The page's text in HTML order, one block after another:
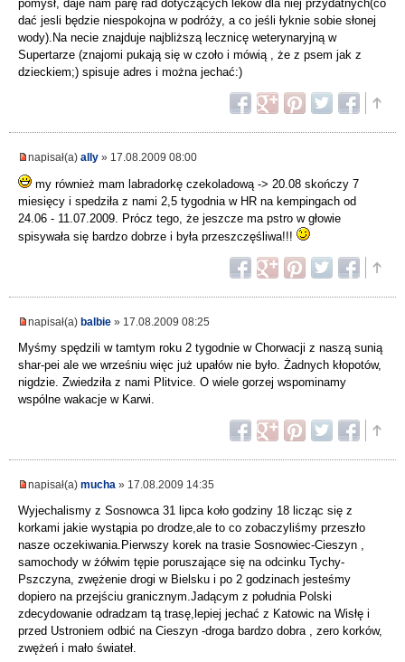
pomysł, daje nam parę rad dotyczących leków dla niej przydatnych(co
dać jesli będzie niespokojna w podróży, a co jeśli łyknie sobie słonej
wody).Na necie znajduje najbliższą lecznicę weterynaryjną w
Supertarze (znajomi pukają się w czoło i mówią , że z psem jak z
dzieckiem;) spisuje adres i można jechać:)
napisał(a) ally » 17.08.2009 08:00
my również mam labradorkę czekoladową -> 20.08 skończy 7
miesięcy i spedziła z nami 2,5 tygodnia w HR na kempingach od
24.06 - 11.07.2009. Prócz tego, że jeszcze ma pstro w głowie
spisywała się bardzo dobrze i była przeszczęśliwa!!!
napisał(a) balbie » 17.08.2009 08:25
Myśmy spędzili w tamtym roku 2 tygodnie w Chorwacji z naszą sunią
shar-pei ale we wrześniu więc już upałów nie było. Żadnych kłopotów,
nigdzie. Zwiedziła z nami Plitvice. O wiele gorzej wspominamy
wspólne wakacje w Karwi.
napisał(a) mucha » 17.08.2009 14:35
Wyjechalismy z Sosnowca 31 lipca koło godziny 18 licząc się z
korkami jakie wystąpia po drodze,ale to co zobaczyliśmy przeszło
nasze oczekiwania.Pierwszy korek na trasie Sosnowiec-Cieszyn ,
samochody w żółwim tępie poruszające się na odcinku Tychy-
Pszczyna, zwężenie drogi w Bielsku i po 2 godzinach jesteśmy
dopiero na przejściu granicznym.Jadącym z południa Polski
zdecydowanie odradzam tą trasę,lepiej jechać z Katowic na Wisłę i
przed Ustroniem odbić na Cieszyn -droga bardzo dobra , zero korków,
zwężeń i mało świateł.